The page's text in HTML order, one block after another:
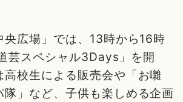
央広場」では、13時から16時
芸スペシャル3Days」を開
高校生による販売会や「お囃
隊」など、子供も楽しめる企画